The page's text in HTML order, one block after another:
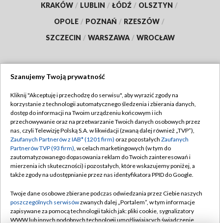
KRAKÓW / LUBLIN / ŁÓDŹ / OLSZTYN /
OPOLE / POZNAŃ / RZESZÓW /
SZCZECIN / WARSZAWA / WROCŁAW
TVP
Abonament TVP
Emisja w TVP
Centrum informacji TVP
Naziemna Telewizja Cyfrowa
Rada Programowa
System NOS
Regulamin TVP
Polityka prywatności
Moje zgody
Pomoc
Kontakt
Szanujemy Twoją prywatność
Kliknij "Akceptuję i przechodzę do serwisu", aby wyrazić zgody na
korzystanie z technologii automatycznego śledzenia i zbierania danych,
dostęp do informacji na Twoim urządzeniu końcowym i ich
przechowywanie oraz na przetwarzanie Twoich danych osobowych przez
nas, czyli Telewizję Polską S.A. w likwidacji (zwaną dalej również „TVP”),
Zaufanych Partnerów z IAB* (1201 firm) oraz pozostałych Zaufanych
Partnerów TVP (93 firm), w celach marketingowych (w tym do
zautomatyzowanego dopasowania reklam do Twoich zainteresowań i
mierzenia ich skuteczności) i pozostałych, które wskazujemy poniżej, a
także zgody na udostępnianie przez nas identyfikatora PPID do Google.
Twoje dane osobowe zbierane podczas odwiedzania przez Ciebie naszych
poszczególnych serwisówzwanych dalej „Portalem”, w tym informacje
zapisywane za pomocą technologii takich jak: pliki cookie, sygnalizatory
WWW lub innych podobnych technologii umożliwiających świadczenie